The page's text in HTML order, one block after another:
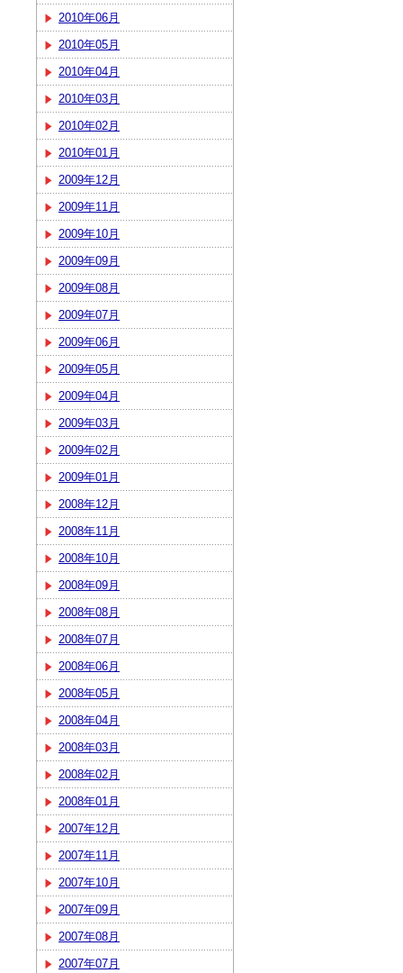
2010年06月
2010年05月
2010年04月
2010年03月
2010年02月
2010年01月
2009年12月
2009年11月
2009年10月
2009年09月
2009年08月
2009年07月
2009年06月
2009年05月
2009年04月
2009年03月
2009年02月
2009年01月
2008年12月
2008年11月
2008年10月
2008年09月
2008年08月
2008年07月
2008年06月
2008年05月
2008年04月
2008年03月
2008年02月
2008年01月
2007年12月
2007年11月
2007年10月
2007年09月
2007年08月
2007年07月